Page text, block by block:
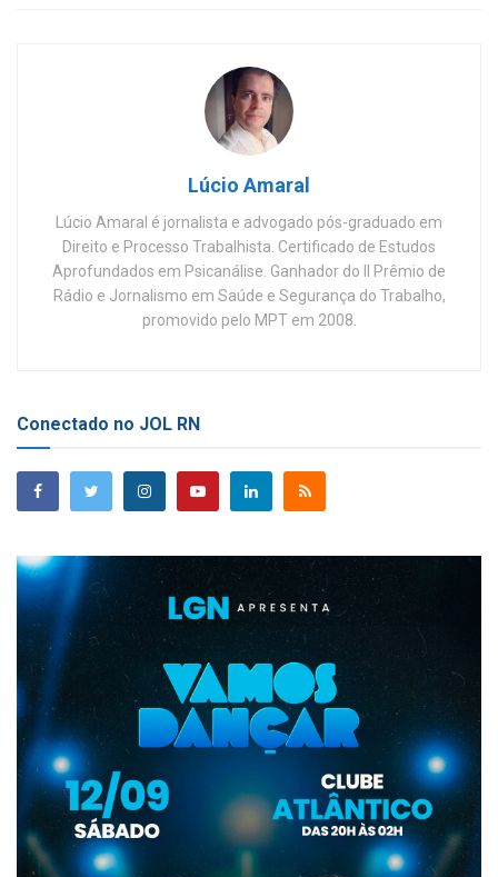
Lúcio Amaral
Lúcio Amaral é jornalista e advogado pós-graduado em
Direito e Processo Trabalhista. Certificado de Estudos
Aprofundados em Psicanálise. Ganhador do II Prêmio de
Rádio e Jornalismo em Saúde e Segurança do Trabalho,
promovido pelo MPT em 2008.
Conectado no JOL RN